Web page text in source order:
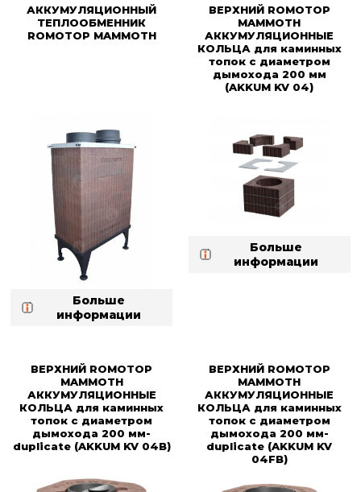
АККУМУЛЯЦИОННЫЙ
ТЕПЛООБМЕННИК
ROMOTOP MAMMOTH
Больше
информации
ВЕРХНИЙ ROMOTOP
MAMMOTH
АККУМУЛЯЦИОННЫЕ
КОЛЬЦА для каминных
топок с диаметром
дымохода 200 мм
(AKKUM KV 04)
Больше
информации
ВЕРХНИЙ ROMOTOP
MAMMOTH
АККУМУЛЯЦИОННЫЕ
КОЛЬЦА для каминных
топок с диаметром
дымохода 200 мм-
duplicate (AKKUM KV 04B)
ВЕРХНИЙ ROMOTOP
MAMMOTH
АККУМУЛЯЦИОННЫЕ
КОЛЬЦА для каминных
топок с диаметром
дымохода 200 мм-
duplicate (AKKUM KV
04FB)